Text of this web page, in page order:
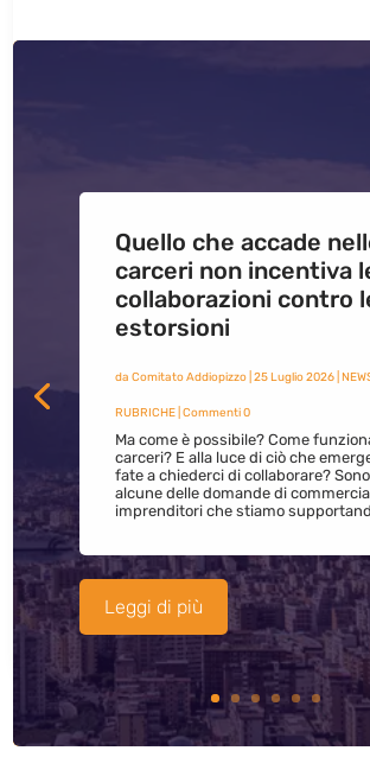
Quello che accade
carceri non incentiva
collaborazioni contro
estorsioni
da Comitato Addiopizzo| 25 Luglio 2026|
RUBRICHE| Commenti 0
Ma come è possibile? Come
carceri? E alla luce di ciò che
fate a chiederci di collaborare?
alcune delle domande di
imprenditori che stiamo
Leggi di più